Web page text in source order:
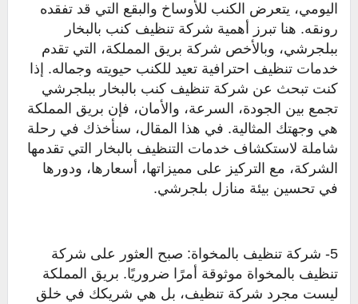
اليومي، يتعرض الكنب للأوساخ والبقع التي قد تفقده
رونقه. هنا تبرز أهمية شركة تنظيف كنب بالبخار
ببلجرشي، وبالأخص شركة بريق المملكة، التي تقدم
خدمات تنظيف احترافية تعيد للكنب حيويته وجماله. إذا
كنت تبحث عن شركة تنظيف كنب بالبخار ببلجرشي
تجمع بين الجودة، السرعة، والأمان، فإن بريق المملكة
هي وجهتك المثالية. في هذا المقال، سنأخذك في رحلة
شاملة لاستكشاف خدمات التنظيف بالبخار التي تقدمها
الشركة، مع التركيز على مميزاتها، أسعارها، ودورها
في تحسين بيئة منازل بلجرشي.
5- شركة تنظيف بالمخواة: صبح العثور على شركة
تنظيف بالمخواة موثوقة أمرًا ضروريًا. بريق المملكة
ليست مجرد شركة تنظيف، بل هي شريكك في خلق